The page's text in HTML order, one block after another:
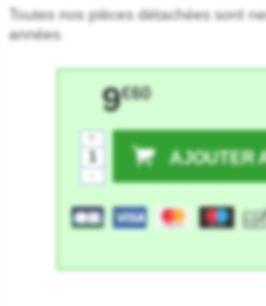
Toutes nos pièces détachées sont
années.
9€60
AJOUTER